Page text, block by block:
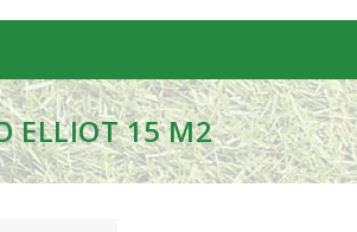
ELLIOT 15 M2